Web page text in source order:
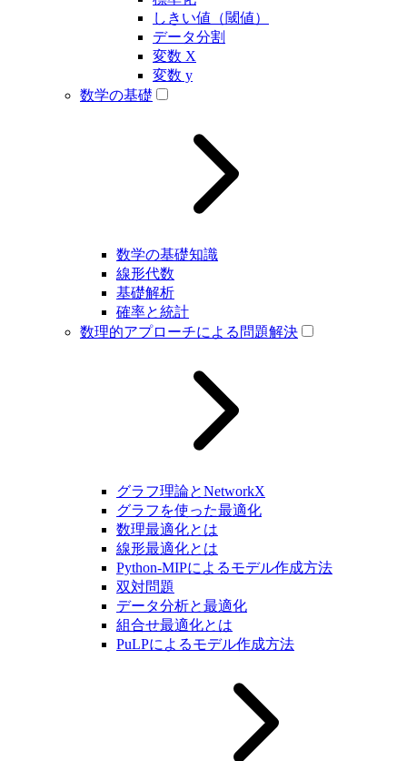
しきい値（閾値）
データ分割
変数 X
変数 y
数学の基礎
数学の基礎知識
線形代数
基礎解析
確率と統計
数理的アプローチによる問題解決
グラフ理論とNetworkX
グラフを使った最適化
数理最適化とは
線形最適化とは
Python-MIPによるモデル作成方法
双対問題
データ分析と最適化
組合せ最適化とは
PuLPによるモデル作成方法